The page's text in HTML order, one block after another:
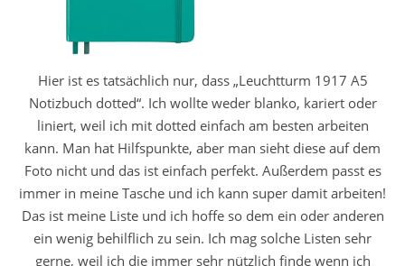
Hier ist es tatsächlich nur, dass „Leuchtturm 1917 A5
Notizbuch dotted“. Ich wollte weder blanko, kariert oder
liniert, weil ich mit dotted einfach am besten arbeiten
kann. Man hat Hilfspunkte, aber man sieht diese auf dem
Foto nicht und das ist einfach perfekt. Außerdem passt es
immer in meine Tasche und ich kann super damit arbeiten!
Das ist meine Liste und ich hoffe so dem ein oder anderen
ein wenig behilflich zu sein. Ich mag solche Listen sehr
gerne, weil ich die immer sehr nützlich finde wenn ich